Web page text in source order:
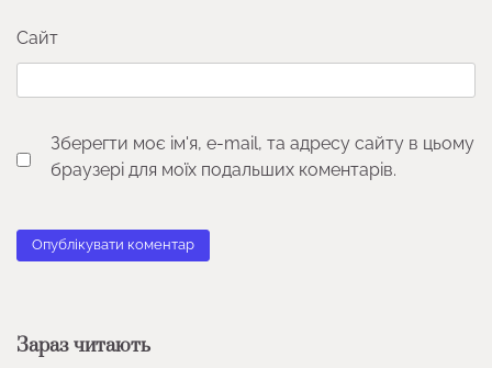
Сайт
Зберегти моє ім'я, e-mail, та адресу сайту в цьому
браузері для моїх подальших коментарів.
Зараз читають